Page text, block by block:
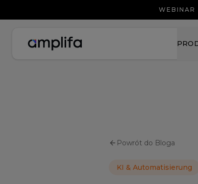
WEBINAR
Powrót do Bloga
KI & Automatisierung